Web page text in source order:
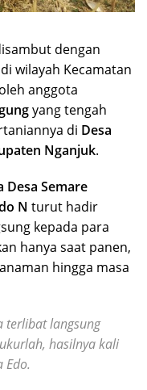
dengan
wilayah Kecamatan
anggota
yang tengah
di Desa
Nganjuk.
Desa Semare
N turut hadir
kepada para
hanya saat panen,
hingga masa
terlibat langsung
hasilnya kali
Edo.